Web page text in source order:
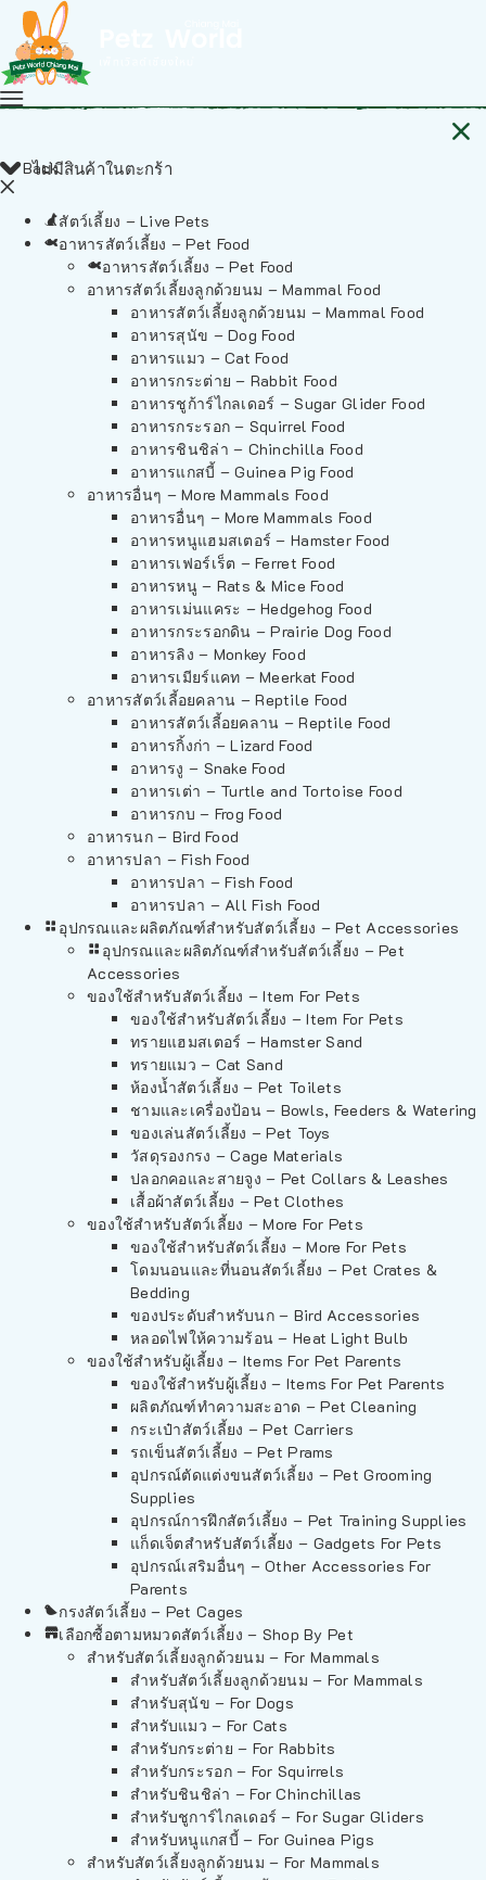
ไม่มีสินค้าในตะกร้า
Back
สัตว์เลี้ยง – Live Pets
อาหารสัตว์เลี้ยง – Pet Food
อาหารสัตว์เลี้ยง – Pet Food
อาหารสัตว์เลี้ยงลูกด้วยนม – Mammal Food
อาหารสัตว์เลี้ยงลูกด้วยนม – Mammal Food
อาหารสุนัข – Dog Food
อาหารแมว – Cat Food
อาหารกระต่าย – Rabbit Food
อาหารชูก้าร์ไกลเดอร์ – Sugar Glider Food
อาหารกระรอก – Squirrel Food
อาหารชินชิล่า – Chinchilla Food
อาหารแกสบี้ – Guinea Pig Food
อาหารอื่นๆ – More Mammals Food
อาหารอื่นๆ – More Mammals Food
อาหารหนูแฮมสเตอร์ – Hamster Food
อาหารเฟอร์เร็ต – Ferret Food
อาหารหนู – Rats & Mice Food
อาหารเม่นแคระ – Hedgehog Food
อาหารกระรอกดิน – Prairie Dog Food
อาหารลิง – Monkey Food
อาหารเมียร์แคท – Meerkat Food
อาหารสัตว์เลี้อยคลาน – Reptile Food
อาหารสัตว์เลี้อยคลาน – Reptile Food
อาหารกิ้งก่า – Lizard Food
อาหารงู – Snake Food
อาหารเต่า – Turtle and Tortoise Food
อาหารกบ – Frog Food
อาหารนก – Bird Food
อาหารปลา – Fish Food
อาหารปลา – Fish Food
อาหารปลา – All Fish Food
อุปกรณและผลิตภัณฑ์สำหรับสัตว์เลี้ยง – Pet Accessories
อุปกรณและผลิตภัณฑ์สำหรับสัตว์เลี้ยง – Pet
Accessories
ของใช้สำหรับสัตว์เลี้ยง – Item For Pets
ของใช้สำหรับสัตว์เลี้ยง – Item For Pets
ทรายแฮมสเตอร์ – Hamster Sand
ทรายแมว – Cat Sand
ห้องน้ำสัตว์เลี้ยง – Pet Toilets
ชามและเครื่องป้อน – Bowls, Feeders & Watering
ของเล่นสัตว์เลี้ยง – Pet Toys
วัสดุรองกรง – Cage Materials
ปลอกคอและสายจูง – Pet Collars & Leashes
เสื้อผ้าสัตว์เลี้ยง – Pet Clothes
ของใช้สำหรับสัตว์เลี้ยง – More For Pets
ของใช้สำหรับสัตว์เลี้ยง – More For Pets
โดมนอนและที่นอนสัตว์เลี้ยง – Pet Crates &
Bedding
ของประดับสำหรับนก – Bird Accessories
หลอดไฟให้ความร้อน – Heat Light Bulb
ของใช้สำหรับผู้เลี้ยง – Items For Pet Parents
ของใช้สำหรับผู้เลี้ยง – Items For Pet Parents
ผลิตภัณฑ์ทำความสะอาด – Pet Cleaning
กระเป๋าสัตว์เลี้ยง – Pet Carriers
รถเข็นสัตว์เลี้ยง – Pet Prams
อุปกรณ์ตัดแต่งขนสัตว์เลี้ยง – Pet Grooming
Supplies
อุปกรณ์การฝึกสัตว์เลี้ยง – Pet Training Supplies
แก็ดเจ็ตสำหรับสัตว์เลี้ยง – Gadgets For Pets
อุปกรณ์เสริมอื่นๆ – Other Accessories For
Parents
กรงสัตว์เลี้ยง – Pet Cages
เลือกซื้อตามหมวดสัตว์เลี้ยง – Shop By Pet
สำหรับสัตว์เลี้ยงลูกด้วยนม – For Mammals
สำหรับสัตว์เลี้ยงลูกด้วยนม – For Mammals
สำหรับสุนัข – For Dogs
สำหรับแมว – For Cats
สำหรับกระต่าย – For Rabbits
สำหรับกระรอก – For Squirrels
สำหรับชินชิล่า – For Chinchillas
สำหรับชูการ์ไกลเดอร์ – For Sugar Gliders
สำหรับหนูแกสบี้ – For Guinea Pigs
สำหรับสัตว์เลี้ยงลูกด้วยนม – For Mammals